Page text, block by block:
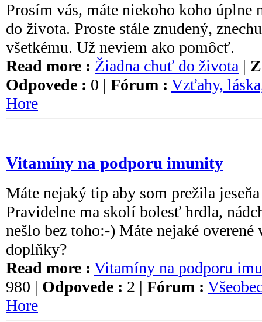
Prosím vás, máte niekoho koho úplne
do života. Proste stále znudený,
všetkému. Už neviem ako pomôcť.
Read more : Žiadna chuť do života |
Odpovede : 0 | Fórum : Vzťahy,
Hore
Vitamíny na podporu imunity
Máte nejaký tip aby som prežila
Pravidelne ma skolí bolesť hrdla,
nešlo bez toho:-) Máte nejaké
doplňky?
Read more : Vitamíny na podporu
980 | Odpovede : 2 | Fórum :
Hore